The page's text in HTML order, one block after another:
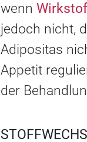
wenn
jedoch nicht,
Adipositas
Appetit
der